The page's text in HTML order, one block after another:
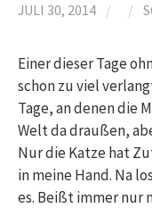
JULI 30, 2014 / /
Einer dieser Tage
schon zu viel
Tage, an denen die
Welt da draußen,
Nur die Katze hat
in meine Hand. Na
es. Beißt immer nur